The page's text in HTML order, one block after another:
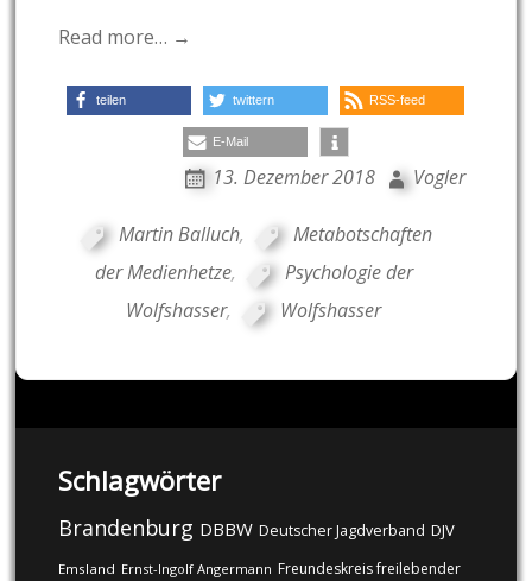
Read more… →
teilen twittern RSS-feed
E-Mail
13. Dezember 2018 Vogler
Martin Balluch,
Metabotschaften
der Medienhetze,
Psychologie der
Wolfshasser, Wolfshasser
Schlagwörter
Brandenburg DBBW Deutscher Jagdverband DJV
Emsland Ernst-Ingolf Angermann Freundeskreis freilebender